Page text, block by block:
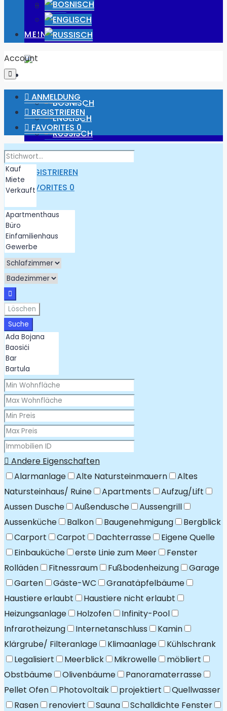
JOBS
MEIN PROFIL
ANMELDUNG
REGISTRIEREN
FAVORITES 0
Account
ANMELDUNG
REGISTRIEREN
FAVORITES 0
Löschen
Suche
Andere Eigenschaften
Alarmanlage
Alte Natursteinmauern
Altes
Natursteinhaus/ Ruine
Apartments
Aufzug/Lift
Aussen Dusche
Außendusche
Aussengrill
Aussenküche
Balkon Baugenehmigung
Bergblick
Carport
Carpot Dachterrasse
Eigene Quelle
Einbauküche
erste Linie zum Meer
Fenster
Rolläden
Fitnessraum Fußbodenheizung
Garage
Garten
Gäste-WC
Granatäpfelbäume
Haustiere erlaubt
Haustiere nicht erlaubt
Heizungsanlage
Holzofen
Infinity-Pool
Infrarotheizung
Internetanschluss
Kamin
Klärgrube/ Filteranlage
Klimaanlage
Kühlschrank
Legalisiert
Meerblick Mikrowelle
möbliert
Obstbäume
Olivenbäume
Panoramaterrasse
Pellet Ofen
Photovoltaik projektiert
Quellwasser
Rasen
renoviert Sauna
Schalldichte Fenster